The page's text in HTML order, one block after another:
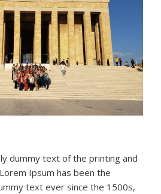
dummy text of the printing and
Ipsum has been the
text ever since the 1500s,